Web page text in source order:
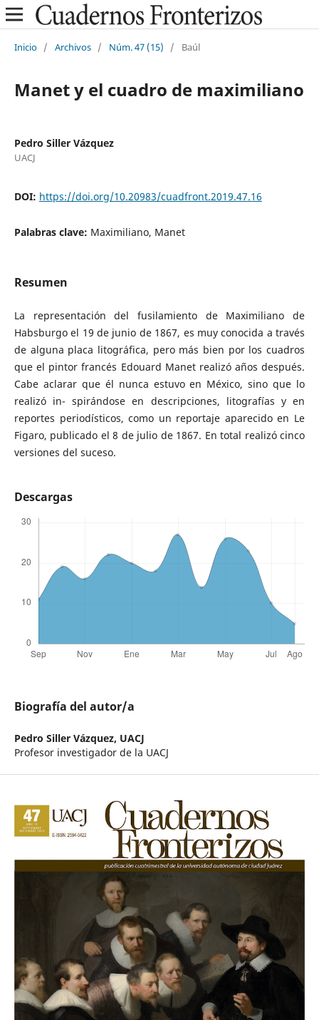
Inicio / Archivos / Núm. 47 (15) / Baúl
Manet y el cuadro de maximiliano
Pedro Siller Vázquez
UACJ
DOI: https://doi.org/10.20983/cuadfront.2019.47.16
Palabras clave: Maximiliano, Manet
Resumen
La representación del fusilamiento de Maximiliano de
Habsburgo el 19 de junio de 1867, es muy conocida a través
de alguna placa litográfica, pero más bien por los cuadros
que el pintor francés Edouard Manet realizó años después.
Cabe aclarar que él nunca estuvo en México, sino que lo
realizó in- spirándose en descripciones, litografías y en
reportes periodísticos, como un reportaje aparecido en Le
Figaro, publicado el 8 de julio de 1867. En total realizó cinco
versiones del suceso.
Descargas
Biografía del autor/a
Pedro Siller Vázquez, UACJ
Profesor investigador de la UACJ